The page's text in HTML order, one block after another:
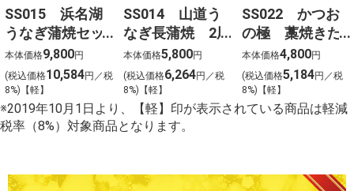
SS015 浜名湖
うなぎ蒲焼セッ
ト 3尾
本体価格9,800円
(税込価格10,584円／税
8%)【軽】
SS014 山道う
なぎ長蒲焼 2尾
本体価格5,800円
(税込価格6,264円／税
8%)【軽】
SS022 かつお
の極 藁焼きた
たき（勝栄丸限
定）
本体価格4,800円
(税込価格5,184円／税
8%)【軽】
※2019年10月1日より、【軽】印が表示されている商品は軽減
税率（8%）対象商品となります。